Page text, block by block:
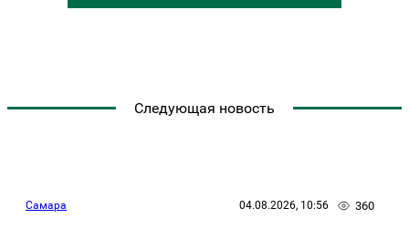
Следующая новость
Самара 04.08.2026, 10:56 360